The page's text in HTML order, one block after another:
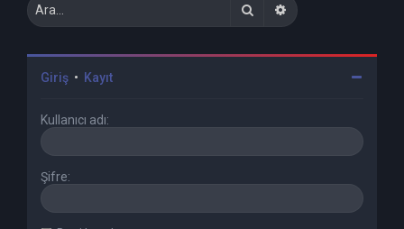
Gelişmiş arama
Giriş • Kayıt
Kullanıcı adı:
Şifre: